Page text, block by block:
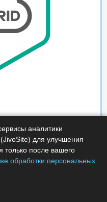
аналитики
для улучшения
только после вашего
обработки персональных